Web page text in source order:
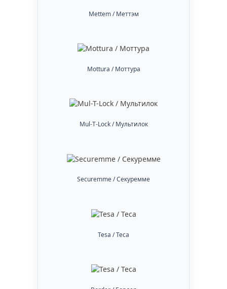
Mettem / Меттэм
Mottura / Моттура
Mul-T-Lock / Мультилок
Securemme / Секуремме
Tesa / Теса